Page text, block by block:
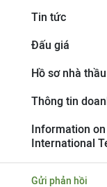
Tin tức
Đấu giá
Hồ sơ nhà thầu
Thông tin
Information on
International
Gửi phản hồi